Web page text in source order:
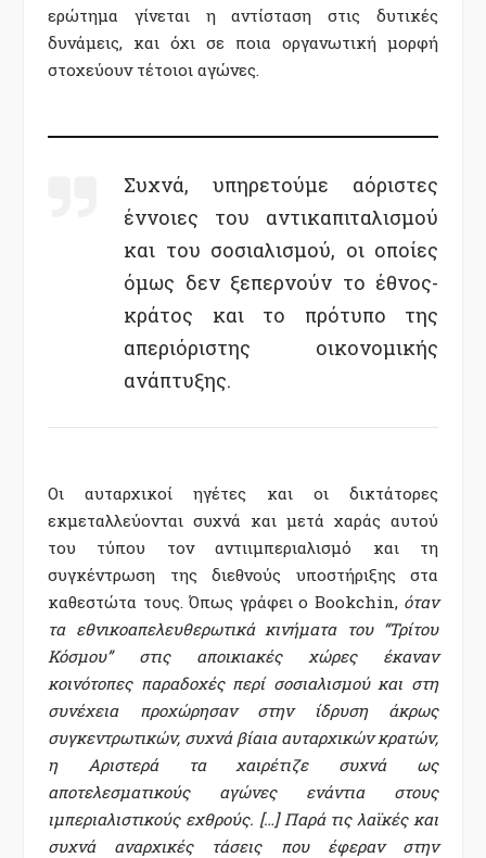
ερώτημα γίνεται η αντίσταση στις δυτικές
δυνάμεις, και όχι σε ποια οργανωτική μορφή
στοχεύουν τέτοιοι αγώνες.
Συχνά, υπηρετούμε αόριστες
έννοιες του αντικαπιταλισμού
και του σοσιαλισμού, οι οποίες
όμως δεν ξεπερνούν το έθνος-
κράτος και το πρότυπο της
απεριόριστης οικονομικής
ανάπτυξης.
Οι αυταρχικοί ηγέτες και οι δικτάτορες
εκμεταλλεύονται συχνά και μετά χαράς αυτού
του τύπου τον αντιιμπεριαλισμό και τη
συγκέντρωση της διεθνούς υποστήριξης στα
καθεστώτα τους. Όπως γράφει ο Bookchin, όταν
τα εθνικοαπελευθερωτικά κινήματα του “Τρίτου
Κόσμου” στις αποικιακές χώρες έκαναν
κοινότοπες παραδοχές περί σοσιαλισμού και στη
συνέχεια προχώρησαν στην ίδρυση άκρως
συγκεντρωτικών, συχνά βίαια αυταρχικών κρατών,
η Αριστερά τα χαιρέτιζε συχνά ως
αποτελεσματικούς αγώνες ενάντια στους
ιμπεριαλιστικούς εχθρούς. […] Παρά τις λαϊκές και
συχνά αναρχικές τάσεις που έφεραν στην